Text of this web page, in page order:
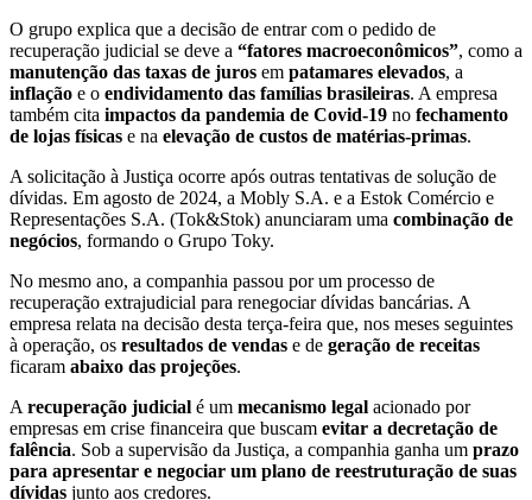
O grupo explica que a decisão de entrar com o pedido de
recuperação judicial se deve a “fatores macroeconômicos”, como a
manutenção das taxas de juros em patamares elevados, a
inflação e o endividamento das famílias brasileiras. A empresa
também cita impactos da pandemia de Covid-19 no fechamento
de lojas físicas e na elevação de custos de matérias-primas.
A solicitação à Justiça ocorre após outras tentativas de solução de
dívidas. Em agosto de 2024, a Mobly S.A. e a Estok Comércio e
Representações S.A. (Tok&Stok) anunciaram uma combinação de
negócios, formando o Grupo Toky.
No mesmo ano, a companhia passou por um processo de
recuperação extrajudicial para renegociar dívidas bancárias. A
empresa relata na decisão desta terça-feira que, nos meses seguintes
à operação, os resultados de vendas e de geração de receitas
ficaram abaixo das projeções.
A recuperação judicial é um mecanismo legal acionado por
empresas em crise financeira que buscam evitar a decretação de
falência. Sob a supervisão da Justiça, a companhia ganha um prazo
para apresentar e negociar um plano de reestruturação de suas
dívidas junto aos credores.